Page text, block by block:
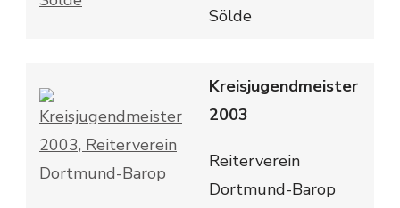
Sölde
Kreisjugendmeister
2003
Reiterverein
Dortmund-Barop